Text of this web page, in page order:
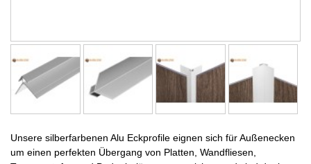
Unsere silberfarbenen Alu Eckprofile eignen sich für Außenecken
um einen perfekten Übergang von Platten, Wandfliesen,